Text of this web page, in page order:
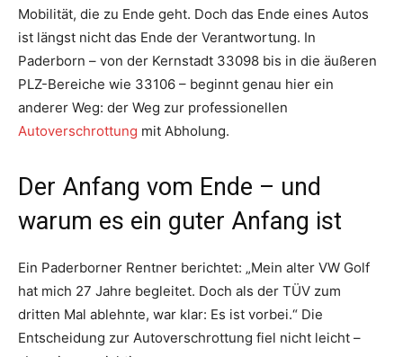
Mobilität, die zu Ende geht. Doch das Ende eines Autos
ist längst nicht das Ende der Verantwortung. In
Paderborn – von der Kernstadt 33098 bis in die äußeren
PLZ-Bereiche wie 33106 – beginnt genau hier ein
anderer Weg: der Weg zur professionellen
Autoverschrottung mit Abholung.
Der Anfang vom Ende – und
warum es ein guter Anfang ist
Ein Paderborner Rentner berichtet: „Mein alter VW Golf
hat mich 27 Jahre begleitet. Doch als der TÜV zum
dritten Mal ablehnte, war klar: Es ist vorbei.“ Die
Entscheidung zur Autoverschrottung fiel nicht leicht –